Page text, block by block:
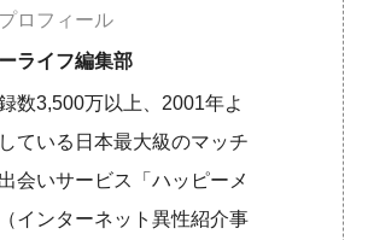
ロフィール
ライフ編集部
数3,500万以上、2001年よ
ている日本最大級のマッチ
会いサービス「ハッピーメ
インターネット異性紹介事